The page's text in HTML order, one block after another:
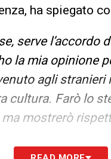
ha spiegato
serve l’accordo
la mia opinione
agli stranieri
cultura. Farò lo
mostrerò
NEWS